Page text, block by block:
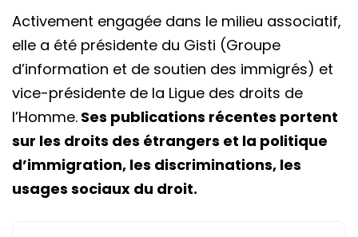
Activement engagée dans le milieu associatif,
elle a été présidente du Gisti (Groupe
d’information et de soutien des immigrés) et
vice-présidente de la Ligue des droits de
l’Homme. Ses publications récentes portent
sur les droits des étrangers et la politique
d’immigration, les discriminations, les
usages sociaux du droit.